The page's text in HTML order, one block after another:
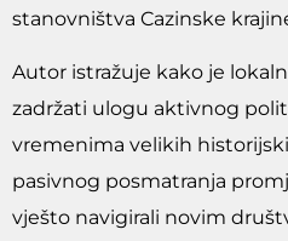
stanovništva Cazinske
Autor istražuje kako je
zadržati ulogu aktivnog
vremenima velikih
pasivnog posmatranja
vješto navigirali novim